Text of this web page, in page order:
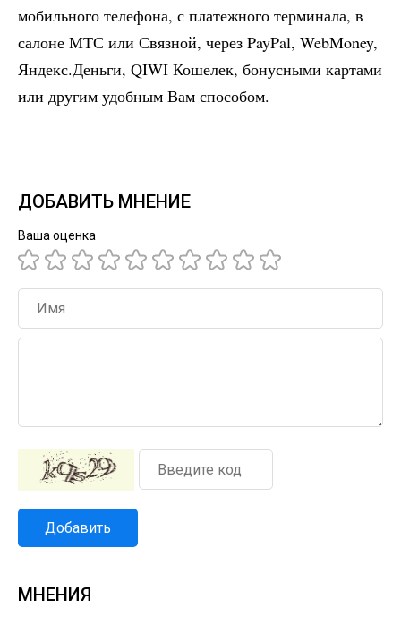
мобильного телефона, с платежного терминала, в
салоне МТС или Связной, через PayPal, WebMoney,
Яндекс.Деньги, QIWI Кошелек, бонусными картами
или другим удобным Вам способом.
ДОБАВИТЬ МНЕНИЕ
Ваша оценка
Добавить
МНЕНИЯ